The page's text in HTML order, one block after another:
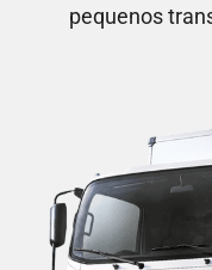
pequenos